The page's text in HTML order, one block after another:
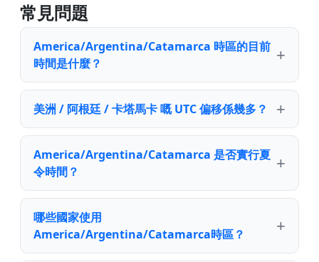
常見問題
America/Argentina/Catamarca 時區的目前
時間是什麼？
美洲 / 阿根廷 / 卡塔馬卡 嘅 UTC 偏移係幾多？
America/Argentina/Catamarca 是否實行夏
令時間？
哪些國家使用
America/Argentina/Catamarca時區？